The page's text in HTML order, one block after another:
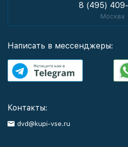
8 (495)
Москва
Написать в мессенджеры:
Контакты:
dvd@kupi-vse.ru